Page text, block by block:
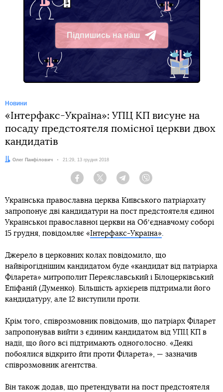
Підпишись на наш
Telegram
Новини
«Інтерфакс-Україна»: УПЦ КП висуне на
посаду предстоятеля помісної церкви двох
кандидатів
Автор:
Олег Панфілович Дата:
21:29, 13 грудня 2018
Facebook Twitter Telegram
Українська православна церква Київського патріархату
запропонує дві кандидатури на пост предстоятеля єдиної
Української православної церкви на Обʼєднавчому соборі
15 грудня, повідомляє «Інтерфакс-Україна».
Джерело в церковних колах повідомило, що
найвірогіднішим кандидатом буде «кандидат від патріарха
Філарета» митрополит Переяславський і Білоцерківський
Епіфаній (Думенко). Більшість архієреїв підтримали його
кандидатуру, але 12 виступили проти.
Крім того, співрозмовник повідомив, що патріарх Філарет
запропонував вийти з єдиним кандидатом від УПЦ КП в
надії, що його всі підтримають одноголосно. «Деякі
побоялися відкрито йти проти Філарета», — зазначив
співрозмовник агентства.
Він також додав, що претендувати на пост предстоятеля